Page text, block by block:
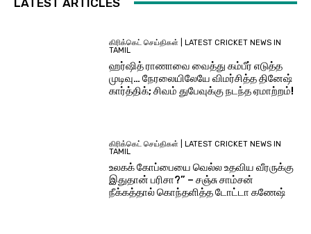
கிரிக்கெட் செய்திகள் | LATEST CRICKET NEWS IN
TAMIL
ஹர்ஷித் ராணாவை வைத்து கம்பீர் எடுத்த
முடிவு… நேரலையிலேயே விமர்சித்த தினேஷ்
கார்த்திக்; சிவம் துபேவுக்கு நடந்த ஏமாற்றம்!
கிரிக்கெட் செய்திகள் | LATEST CRICKET NEWS IN
TAMIL
உலகக் கோப்பையை வெல்ல உதவிய வீரருக்கு
இதுதான் பரிசா?” – சஞ்சு சாம்சன்
நீக்கத்தால் கொந்தளித்த டோட்டா கணேஷ்